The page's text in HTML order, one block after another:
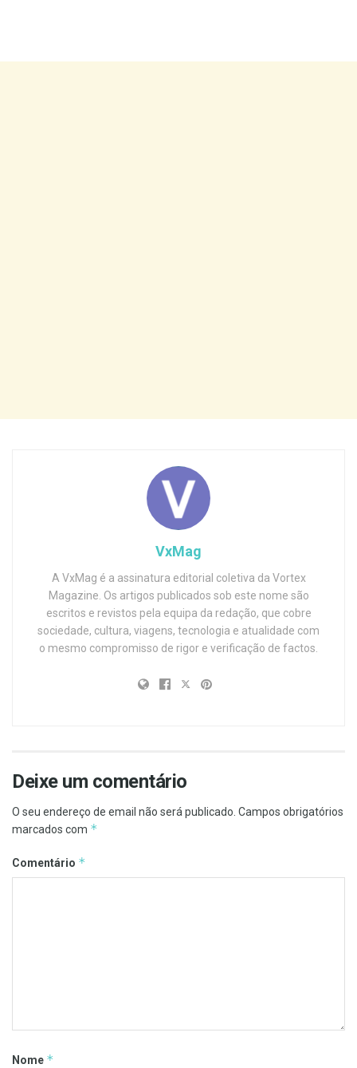
VxMag
A VxMag é a assinatura editorial coletiva da Vortex
Magazine. Os artigos publicados sob este nome são
escritos e revistos pela equipa da redação, que cobre
sociedade, cultura, viagens, tecnologia e atualidade com
o mesmo compromisso de rigor e verificação de factos.
Deixe um comentário
O seu endereço de email não será publicado. Campos obrigatórios
marcados com *
Comentário *
Nome *